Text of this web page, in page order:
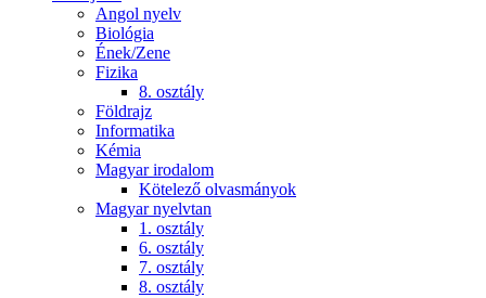
Angol nyelv
Biológia
Ének/Zene
Fizika
8. osztály
Földrajz
Informatika
Kémia
Magyar irodalom
Kötelező olvasmányok
Magyar nyelvtan
1. osztály
6. osztály
7. osztály
8. osztály